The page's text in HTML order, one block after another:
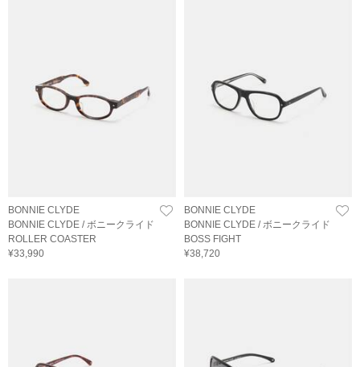
BONNIE CLYDE
BONNIE CLYDE / ボニークライド
ROLLER COASTER
¥33,990
BONNIE CLYDE
BONNIE CLYDE / ボニークライド
BOSS FIGHT
¥38,720